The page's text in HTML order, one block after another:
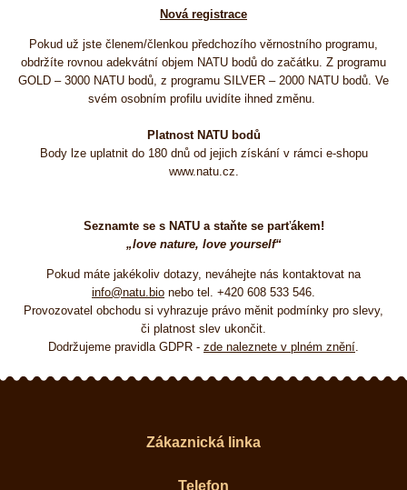
Nová registrace
Pokud už jste členem/členkou předchozího věrnostního programu,
obdržíte rovnou adekvátní objem NATU bodů do začátku. Z programu
GOLD – 3000 NATU bodů, z programu SILVER – 2000 NATU bodů. Ve
svém osobním profilu uvidíte ihned změnu.
Platnost NATU bodů
Body lze uplatnit do 180 dnů od jejich získání v rámci e-shopu
www.natu.cz.
Seznamte se s NATU a staňte se parťákem!
„love nature, love yourself“
Pokud máte jakékoliv dotazy, neváhejte nás kontaktovat na
info@natu.bio nebo tel. +420 608 533 546.
Provozovatel obchodu si vyhrazuje právo měnit podmínky pro slevy,
či platnost slev ukončit.
Dodržujeme pravidla GDPR - zde naleznete v plném znění.
Zákaznická linka
Telefon